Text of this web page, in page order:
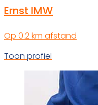
Ernst IMW
Op 0.2 km afstand
Toon profiel